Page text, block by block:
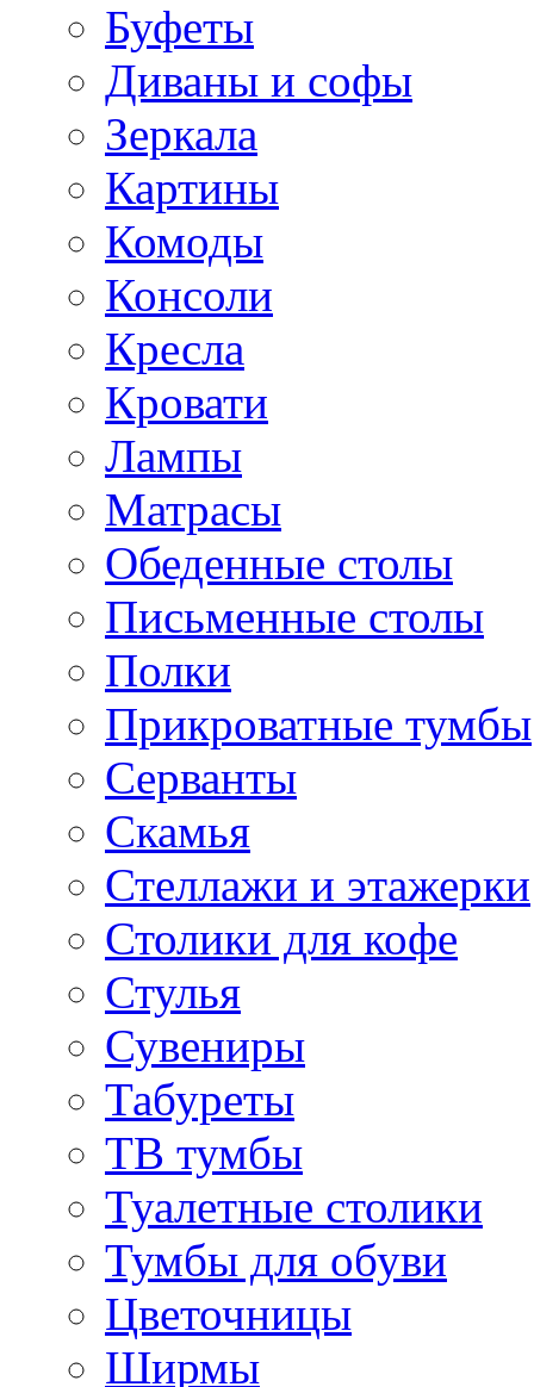
Буфеты
Диваны и софы
Зеркала
Картины
Комоды
Консоли
Кресла
Кровати
Лампы
Матрасы
Обеденные столы
Письменные столы
Полки
Прикроватные тумбы
Серванты
Скамья
Стеллажи и этажерки
Столики для кофе
Стулья
Сувениры
Табуреты
ТВ тумбы
Туалетные столики
Тумбы для обуви
Цветочницы
Ширмы